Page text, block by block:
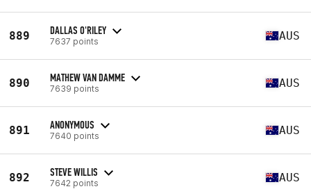
889 DALLAS O'RILEY
7637 points AUS
890 MATHEW VAN DAMME
7639 points AUS
891 ANONYMOUS
7640 points AUS
892 STEVE WILLIS
7642 points AUS